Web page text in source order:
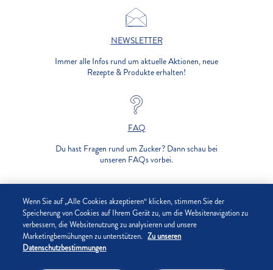
NEWSLETTER
Immer alle Infos rund um aktuelle Aktionen, neue
Rezepte & Produkte erhalten!
FAQ
Du hast Fragen rund um Zucker? Dann schau bei
unseren FAQs vorbei.
UNTERNEHMEN
DATENSCHUTZ
Wenn Sie auf „Alle Cookies akzeptieren“ klicken, stimmen Sie der
Speicherung von Cookies auf Ihrem Gerät zu, um die Websitenavigation zu
verbessern, die Websitenutzung zu analysieren und unsere
Marketingbemühungen zu unterstützen. Zu unseren
Datenschutzbestimmungen